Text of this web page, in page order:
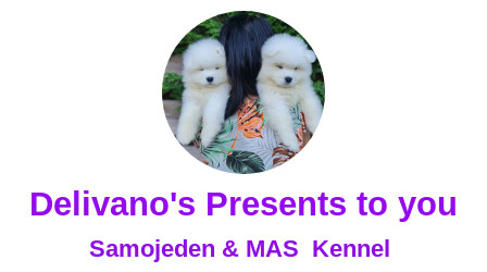
Delivano's Presents to you
Samojeden & MAS Kennel